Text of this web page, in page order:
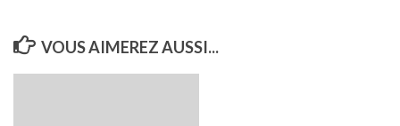
VOUS AIMEREZ AUSSI...